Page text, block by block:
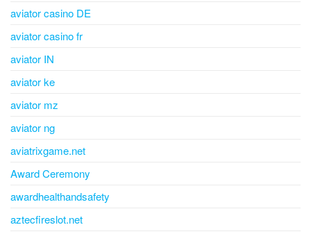
aviator casino DE
aviator casino fr
aviator IN
aviator ke
aviator mz
aviator ng
aviatrixgame.net
Award Ceremony
awardhealthandsafety
aztecfireslot.net